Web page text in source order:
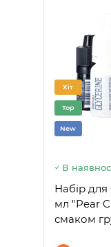
Хіт
Top
New
В
Набір для
мл "Pear
смаком